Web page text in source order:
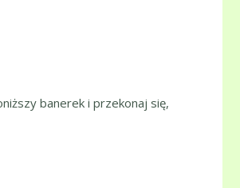
banerek i przekonaj się,